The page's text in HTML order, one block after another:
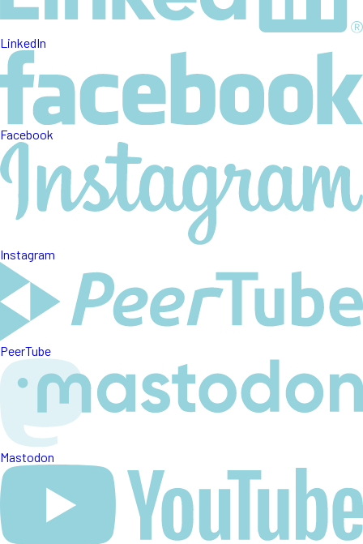
LinkedIn
Facebook
Instagram
PeerTube
Mastodon